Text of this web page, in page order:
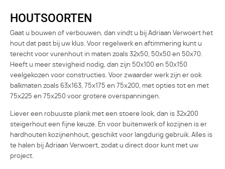
HOUTSOORTEN
Gaat u bouwen of verbouwen, dan vindt u bij Adriaan Verwoert het
hout dat past bij uw klus. Voor regelwerk en aftimmering kunt u
terecht voor vurenhout in maten zoals 32x50, 50x50 en 50x70.
Heeft u meer stevigheid nodig, dan zijn 50x100 en 50x150
veelgekozen voor constructies. Voor zwaarder werk zijn er ook
balkmaten zoals 63x163, 75x175 en 75x200, met opties tot en met
75x225 en 75x250 voor grotere overspanningen.
Liever een robuuste plank met een stoere look, dan is 32x200
steigerhout een fijne keuze. En voor buitenwerk of kozijnen is er
hardhouten kozijnenhout, geschikt voor langdurig gebruik. Alles is
te halen bij Adriaan Verwoert, zodat u direct door kunt met uw
project.